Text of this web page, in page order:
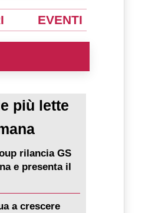
EVENTI
più lette
rilancia GS
e presenta il
a crescere